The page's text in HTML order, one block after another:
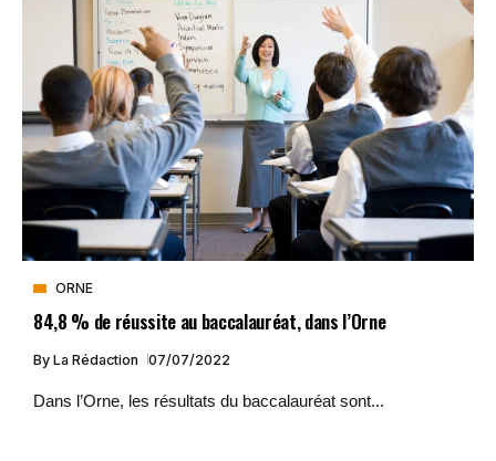
ORNE
84,8 % de réussite au baccalauréat, dans l’Orne
By La Rédaction 07/07/2022
Dans l’Orne, les résultats du baccalauréat sont...